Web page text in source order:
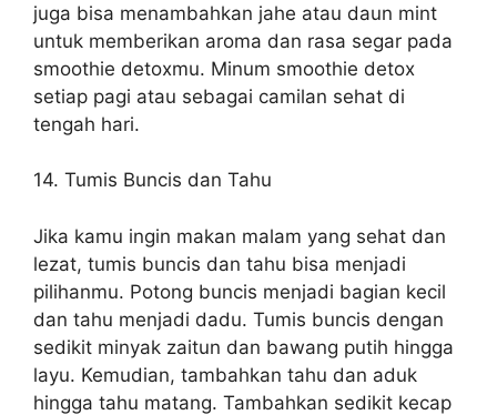
juga bisa menambahkan jahe atau daun mint
untuk memberikan aroma dan rasa segar pada
smoothie detoxmu. Minum smoothie detox
setiap pagi atau sebagai camilan sehat di
tengah hari.
14. Tumis Buncis dan Tahu
Jika kamu ingin makan malam yang sehat dan
lezat, tumis buncis dan tahu bisa menjadi
pilihanmu. Potong buncis menjadi bagian kecil
dan tahu menjadi dadu. Tumis buncis dengan
sedikit minyak zaitun dan bawang putih hingga
layu. Kemudian, tambahkan tahu dan aduk
hingga tahu matang. Tambahkan sedikit kecap